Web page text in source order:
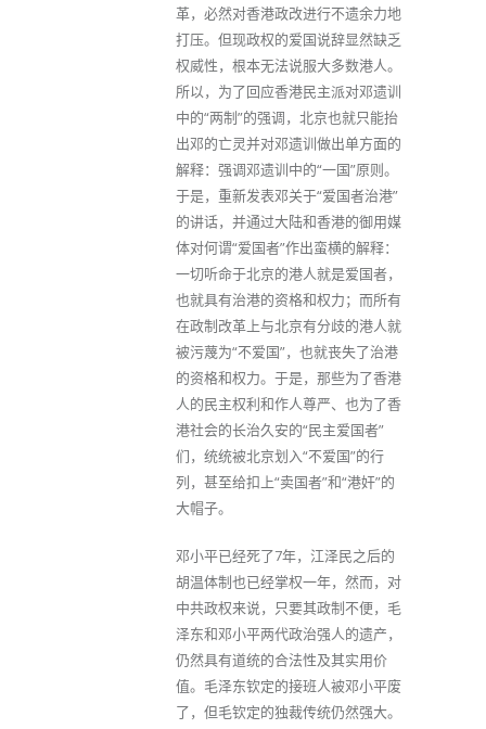
革，必然对香港政改进行不遗余力地
打压。但现政权的爱国说辞显然缺乏
权威性，根本无法说服大多数港人。
所以，为了回应香港民主派对邓遗训
中的“两制”的强调，北京也就只能抬
出邓的亡灵并对邓遗训做出单方面的
解释：强调邓遗训中的“一国”原则。
于是，重新发表邓关于“爱国者治港”
的讲话，并通过大陆和香港的御用媒
体对何谓“爱国者”作出蛮横的解释：
一切听命于北京的港人就是爱国者，
也就具有治港的资格和权力；而所有
在政制改革上与北京有分歧的港人就
被污蔑为“不爱国”，也就丧失了治港
的资格和权力。于是，那些为了香港
人的民主权利和作人尊严、也为了香
港社会的长治久安的“民主爱国者”
们，统统被北京划入“不爱国”的行
列，甚至给扣上“卖国者”和“港奸”的
大帽子。
邓小平已经死了7年，江泽民之后的
胡温体制也已经掌权一年，然而，对
中共政权来说，只要其政制不便，毛
泽东和邓小平两代政治强人的遗产，
仍然具有道统的合法性及其实用价
值。毛泽东钦定的接班人被邓小平废
了，但毛钦定的独裁传统仍然强大。